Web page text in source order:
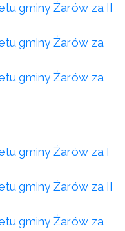
gminy Żarów za II
gminy Żarów za
gminy Żarów za
gminy Żarów za I
gminy Żarów za II
gminy Żarów za